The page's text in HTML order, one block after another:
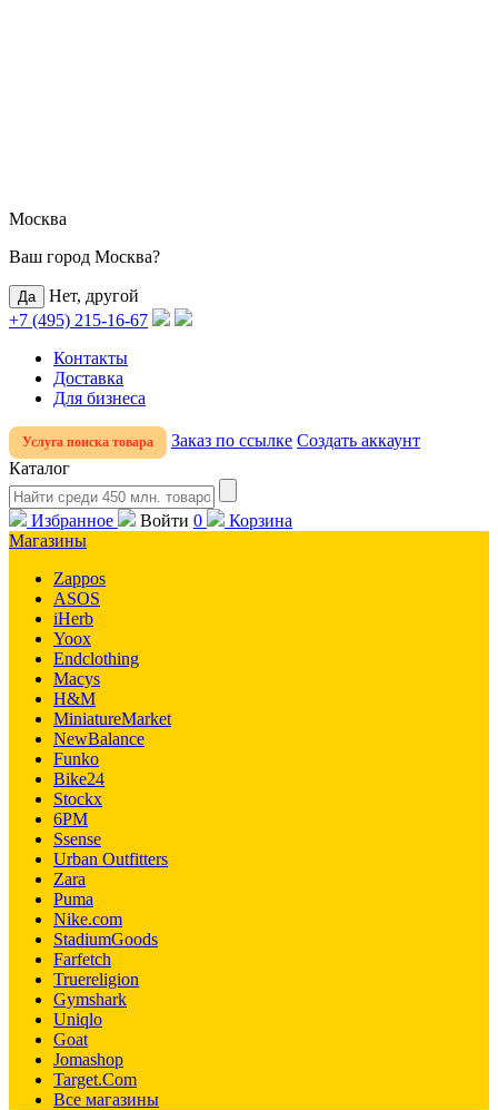
Москва
Ваш город Москва?
Нет, другой
+7 (495) 215-16-67
Контакты
Доставка
Для бизнеса
Услуга поиска товара Заказ по ссылке Создать аккаунт
Каталог
Избранное Войти 0
Корзина
Магазины
Zappos
ASOS
iHerb
Yoox
Endclothing
Macys
H&M
MiniatureMarket
NewBalance
Funko
Bike24
Stockx
6PM
Ssense
Urban Outfitters
Zara
Puma
Nike.com
StadiumGoods
Farfetch
Truereligion
Gymshark
Uniqlo
Goat
Jomashop
Target.Com
Все магазины